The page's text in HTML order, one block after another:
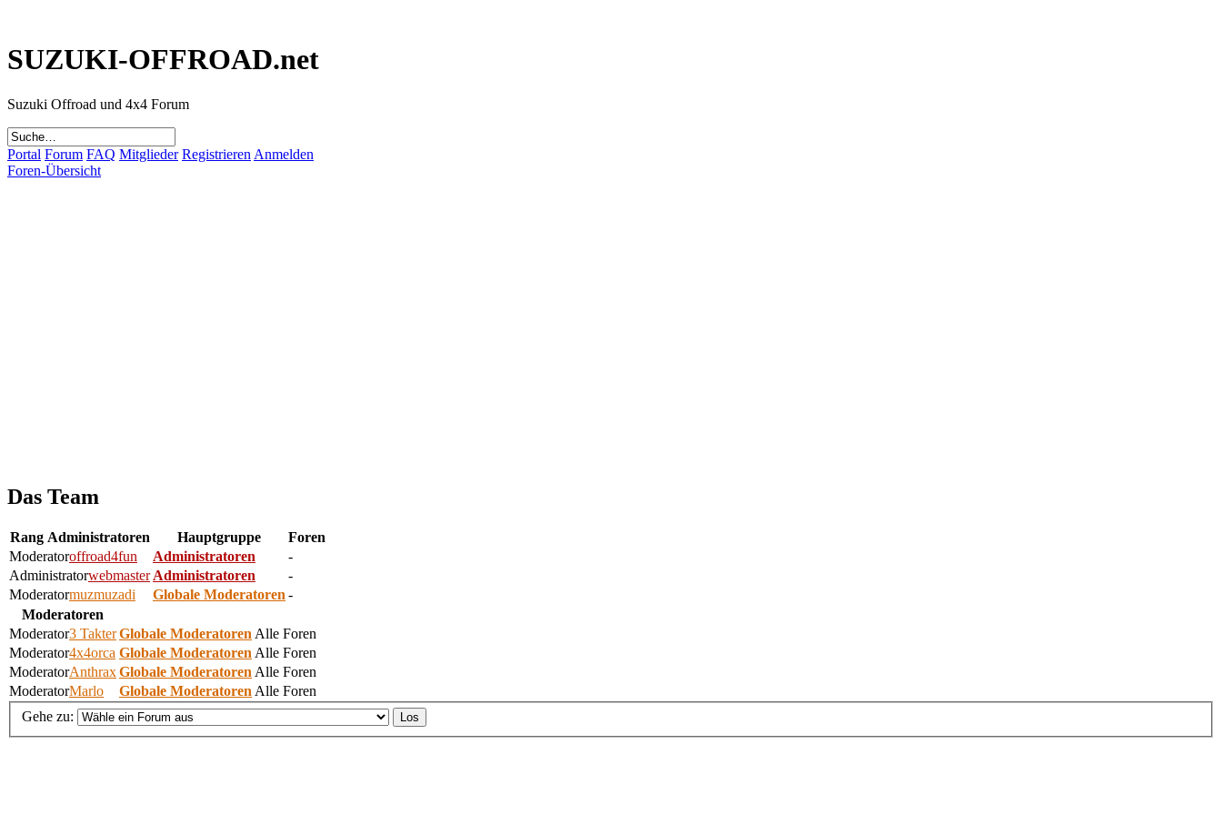
SUZUKI-OFFROAD.net
Suzuki Offroad und 4x4 Forum
Portal Forum FAQ Mitglieder Registrieren Anmelden
Foren-Übersicht
Das Team
Rang Administratoren Hauptgruppe
Foren
Moderatoroffroad4fun Administratoren
-
Administratorwebmaster Administratoren
-
Moderatormuzmuzadi Globale Moderatoren -
Moderatoren
Moderator3 TakterGlobale Moderatoren Alle Foren
Moderator4x4orca Globale Moderatoren Alle Foren
ModeratorAnthraxGlobale Moderatoren Alle Foren
ModeratorMarlo Globale Moderatoren Alle Foren
Gehe zu: